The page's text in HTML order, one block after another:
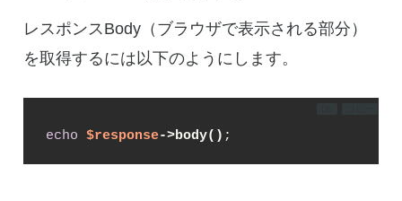
レスポンスBody（ブラウザで表示される部分）
を取得するには以下のようにします。
echo $response->body() ;